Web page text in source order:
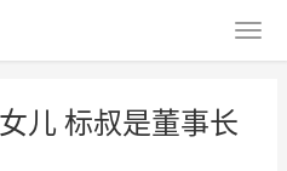
儿 标叔是董事长